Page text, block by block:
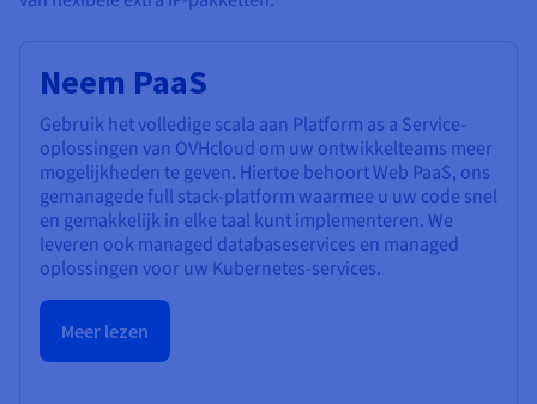
Neem PaaS
Gebruik het volledige scala aan Platform as a Service-
oplossingen van OVHcloud om uw ontwikkelteams meer
mogelijkheden te geven. Hiertoe behoort Web PaaS, ons
gemanagede full stack-platform waarmee u uw code snel
en gemakkelijk in elke taal kunt implementeren. We
leveren ook managed databaseservices en managed
oplossingen voor uw Kubernetes-services.
Meer lezen